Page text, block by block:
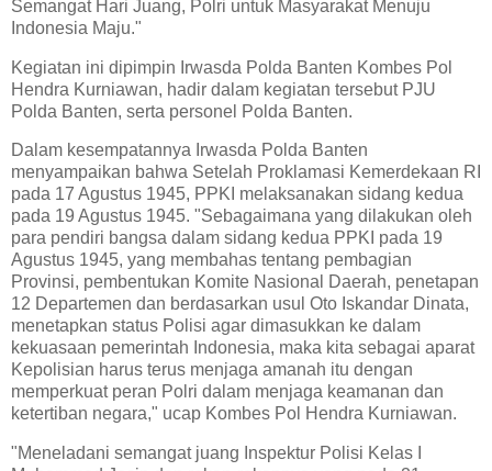
Semangat Hari Juang, Polri untuk Masyarakat Menuju
Indonesia Maju."
Kegiatan ini dipimpin Irwasda Polda Banten Kombes Pol
Hendra Kurniawan, hadir dalam kegiatan tersebut PJU
Polda Banten, serta personel Polda Banten.
Dalam kesempatannya Irwasda Polda Banten
menyampaikan bahwa Setelah Proklamasi Kemerdekaan RI
pada 17 Agustus 1945, PPKI melaksanakan sidang kedua
pada 19 Agustus 1945. "Sebagaimana yang dilakukan oleh
para pendiri bangsa dalam sidang kedua PPKI pada 19
Agustus 1945, yang membahas tentang pembagian
Provinsi, pembentukan Komite Nasional Daerah, penetapan
12 Departemen dan berdasarkan usul Oto Iskandar Dinata,
menetapkan status Polisi agar dimasukkan ke dalam
kekuasaan pemerintah Indonesia, maka kita sebagai aparat
Kepolisian harus terus menjaga amanah itu dengan
memperkuat peran Polri dalam menjaga keamanan dan
ketertiban negara," ucap Kombes Pol Hendra Kurniawan.
"Meneladani semangat juang Inspektur Polisi Kelas I